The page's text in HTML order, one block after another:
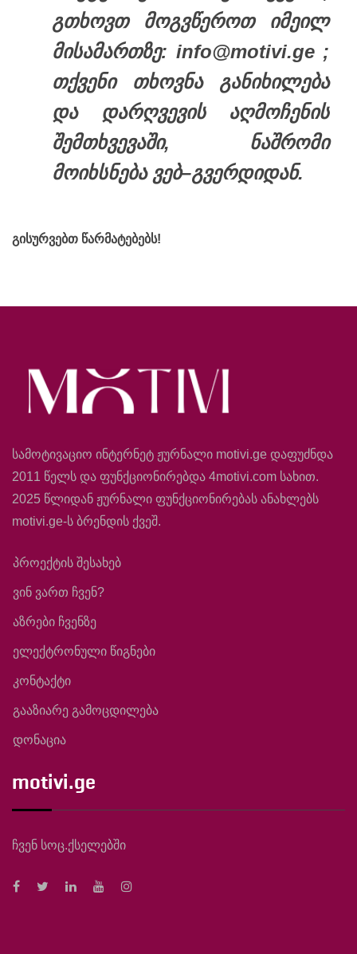
გთხოვთ მოგვწეროთ იმეილ
მისამართზე: info@motivi.ge ;
თქვენი თხოვნა განიხილება
და დარღვევის აღმოჩენის
შემთხვევაში, ნაშრომი
მოიხსნება ვებ–გვერდიდან.
გისურვებთ წარმატებებს!
სამოტივაციო ინტერნეტ ჟურნალი motivi.ge დაფუძნდა
2011 წელს და ფუნქციონირებდა 4motivi.com სახით.
2025 წლიდან ჟურნალი ფუნქციონირებას ანახლებს
motivi.ge-ს ბრენდის ქვეშ.
პროექტის შესახებ
ვინ ვართ ჩვენ?
აზრები ჩვენზე
ელექტრონული წიგნები
კონტაქტი
გააზიარე გამოცდილება
დონაცია
motivi.ge
ჩვენ სოც.ქსელებში